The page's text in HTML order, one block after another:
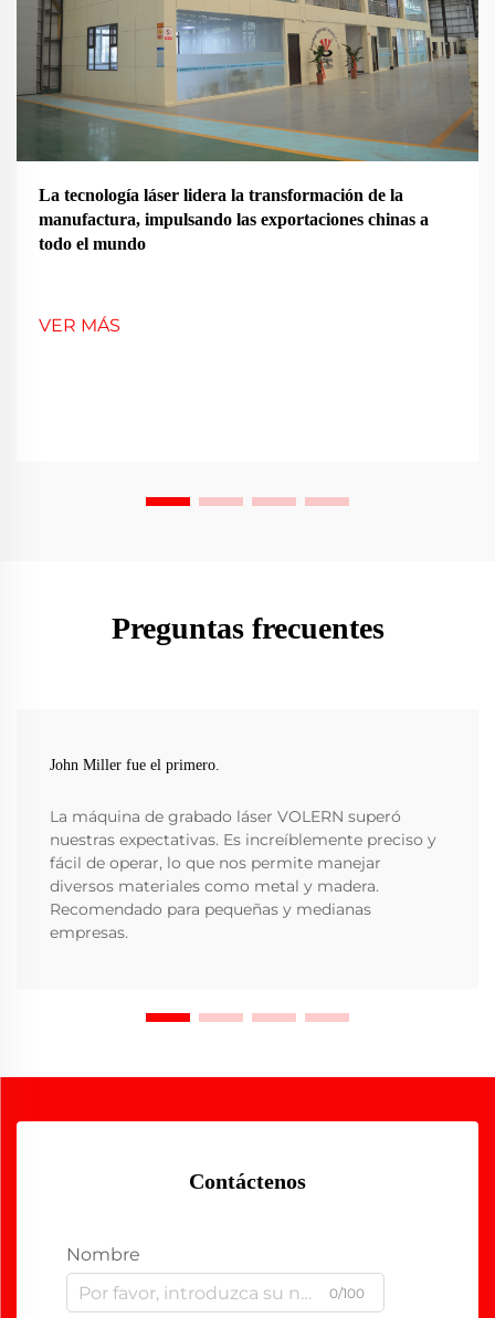
La tecnología láser lidera la transformación de la
manufactura, impulsando las exportaciones chinas a
todo el mundo
VER MÁS
Preguntas frecuentes
John Miller fue el primero.
La máquina de grabado láser VOLERN superó
nuestras expectativas. Es increíblemente preciso y
fácil de operar, lo que nos permite manejar
diversos materiales como metal y madera.
Recomendado para pequeñas y medianas
empresas.
Contáctenos
Nombre
0/100